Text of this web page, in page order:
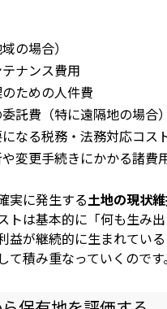
の場合）
ナンス費用
ための人件費
託費（特に遠隔地の場合）
なる税務・法務対応コス
変更手続きにかかる諸費
実に発生する土地の現状
トは基本的に「何も生み出
益が継続的に生まれてい
積み重なっていくのです。